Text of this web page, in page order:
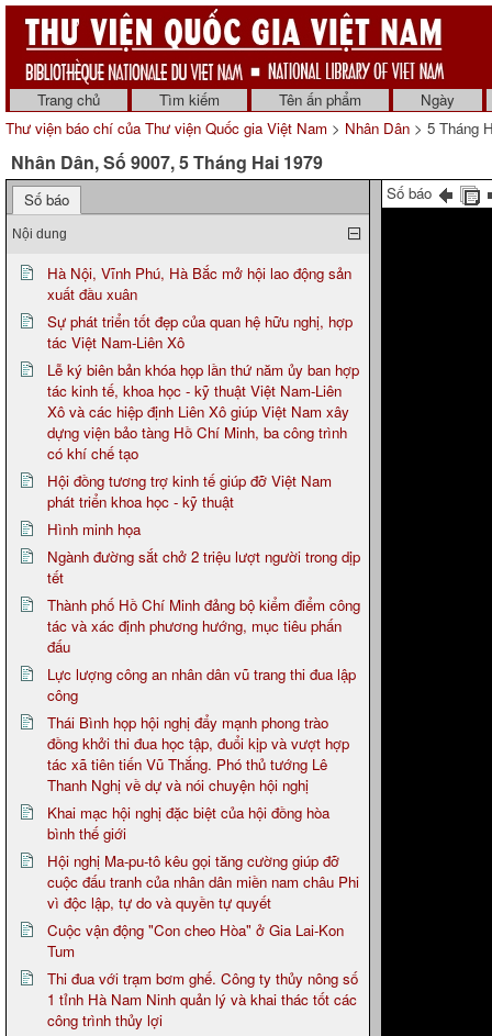
Trang chủ Tìm kiếm Tên ấn phẩm
Ngày
Thư viện báo chí của Thư viện Quốc gia Việt Nam > Nhân Dân > 5 Tháng
Nhân Dân, Số 9007, 5 Tháng Hai 1979
Số báo
Nội dung
Hà Nội, Vĩnh Phú, Hà Bắc mở hội lao động sản
xuất đầu xuân
Sự phát triển tốt đẹp của quan hệ hữu nghị, hợp
tác Việt Nam-Liên Xô
Lễ ký biên bản khóa họp lần thứ năm ủy ban hợp
tác kinh tế, khoa học - kỹ thuật Việt Nam-Liên
Xô và các hiệp định Liên Xô giúp Việt Nam xây
dựng viện bảo tàng Hồ Chí Minh, ba công trình
có khí chế tạo
Hội đồng tương trợ kinh tế giúp đỡ Việt Nam
phát triển khoa học - kỹ thuật
Hình minh họa
Ngành đường sắt chở 2 triệu lượt người trong dịp
tết
Thành phố Hồ Chí Minh đảng bộ kiểm điểm công
tác và xác định phương hướng, mục tiêu phấn
đấu
Lực lượng công an nhân dân vũ trang thi đua lập
công
Thái Bình họp hội nghị đẩy mạnh phong trào
đồng khởi thi đua học tập, đuổi kịp và vượt hợp
tác xã tiên tiến Vũ Thắng. Phó thủ tướng Lê
Thanh Nghị về dự và nói chuyện hội nghị
Khai mạc hội nghị đặc biệt của hội đồng hòa
bình thế giới
Hội nghị Ma-pu-tô kêu gọi tăng cường giúp đỡ
cuộc đấu tranh của nhân dân miền nam châu Phi
vì độc lập, tự do và quyền tự quyết
Cuộc vận động "Con cheo Hòa" ở Gia Lai-Kon
Tum
Thi đua với trạm bơm ghế. Công ty thủy nông số
1 tỉnh Hà Nam Ninh quản lý và khai thác tốt các
công trình thủy lợi
Số báo